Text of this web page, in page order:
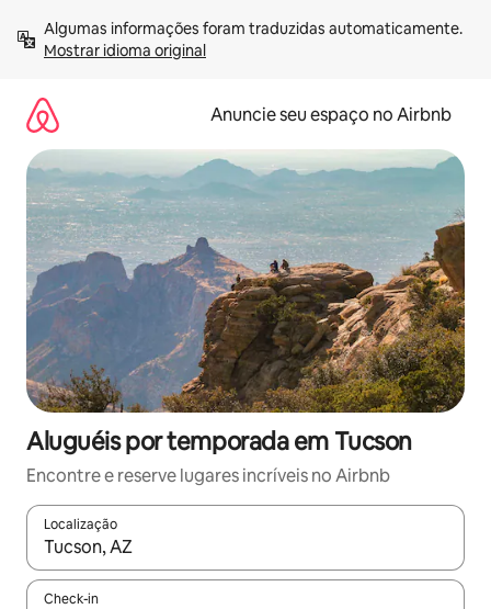
para
Mostrar idioma original
Anuncie seu espaço no Airbnb
Aluguéis por temporada em Tucson
Encontre e reserve lugares incríveis no Airbnb
Localização
Quando os resultados estiverem disponíveis, explore-os
Check-in